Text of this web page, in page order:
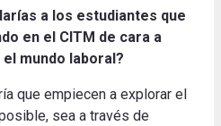
a los estudiantes que
en el CITM de cara a
mundo laboral?
que empiecen a explorar el
sea a través de